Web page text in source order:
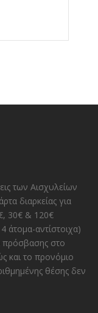
των Αισχυλείων
διαρκείας για
30€ & 120€
άτομα-αντίστοιχα)
πρόσβασης στο
και το προνόμιο
θέσης δεν